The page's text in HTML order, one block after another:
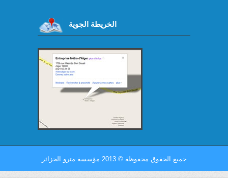
الخريطة الجوية
جميع الحقوق محفوظة© 2013 مؤسسة مترو الجزائر